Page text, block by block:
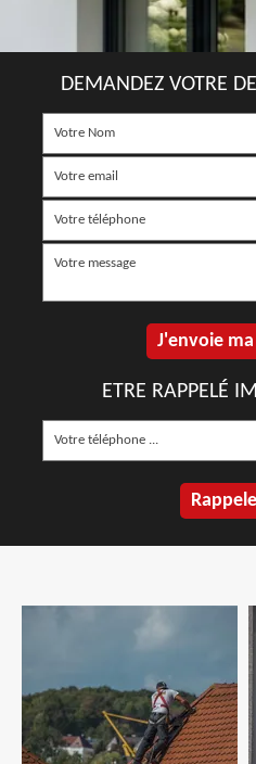
DEMANDEZ VOTRE
ETRE RAPPELÉ